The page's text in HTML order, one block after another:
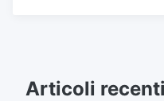
Articoli recenti